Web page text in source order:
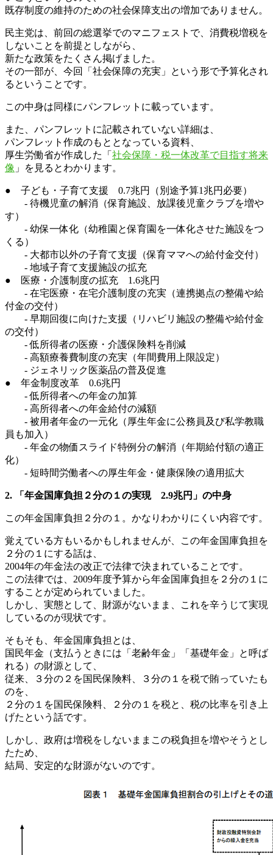
既存制度の維持のための社会保障支出の増加でありません。
民主党は、前回の総選挙でのマニフェストで、消費税増税を
しないことを前提としながら、
新たな政策をたくさん掲げました。
その一部が、今回「社会保障の充実」という形で予算化され
るということです。
この中身は同様にパンフレットに載っています。
また、パンフレットに記載されていない詳細は、
パンフレット作成のもととなっている資料、
厚生労働省が作成した「 社会保障・税一体改革で目指す将来
像 」を見るとわかります。
● 子ども・子育て支援 0.7兆円（別途予算1兆円必要）
- 待機児童の解消（保育施設、放課後児童クラブを増や
す）
- 幼保一体化（幼稚園と保育園を一体化させた施設をつ
くる）
- 大都市以外の子育て支援（保育ママへの給付金交付）
- 地域子育て支援施設の拡充
● 医療・介護制度の拡充 1.6兆円
- 在宅医療・在宅介護制度の充実（連携拠点の整備や給
付金の交付）
- 早期回復に向けた支援（リハビリ施設の整備や給付金
の交付）
- 低所得者の医療・介護保険料を削減
- 高額療養費制度の充実（年間費用上限設定）
- ジェネリック医薬品の普及促進
● 年金制度改革 0.6兆円
- 低所得者への年金の加算
- 高所得者への年金給付の減額
- 被用者年金の一元化（厚生年金に公務員及び私学教職
員も加入）
- 年金の物価スライド特例分の解消（年期給付額の適正
化）
- 短時間労働者への厚生年金・健康保険の適用拡大
2. 「年金国庫負担２分の１の実現 2.9兆円」の中身
この年金国庫負担２分の１。かなりわかりにくい内容です。
覚えている方もいるかもしれませんが、この年金国庫負担を
２分の１にする話は、
2004年の年金法の改正で法律で決まれていることです。
この法律では、2009年度予算から年金国庫負担を２分の１に
することが定められていました。
しかし、実態として、財源がないまま、これを辛うじて実現
しているのが現状です。
そもそも、年金国庫負担とは、
国民年金（支払うときには「老齢年金」「基礎年金」と呼ば
れる）の財源として、
従来、３分の２を国民保険料、３分の１を税で賄っていたも
のを、
２分の１を国民保険料、２分の１を税と、税の比率を引き上
げたという話です。
しかし、政府は増税をしないままこの税負担を増やそうとし
たため、
結局、安定的な財源がないのです。